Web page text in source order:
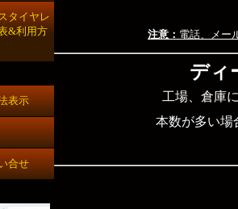
タイヤレ
&利用方
表示
合せ
注意： 電話、メー
ディ
工場、倉庫
本数が多い場